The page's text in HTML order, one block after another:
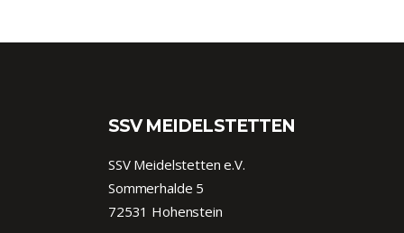
SSV MEIDELSTETTEN
SSV Meidelstetten e.V.
Sommerhalde 5
72531 Hohenstein